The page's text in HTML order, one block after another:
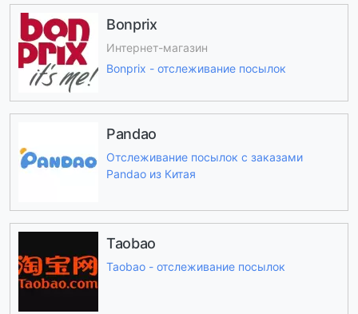
Bonprix
Интернет-магазин
Bonprix - отслеживание посылок
Pandao
Отслеживание посылок с заказами
Pandao из Китая
Taobao
Taobao - отслеживание посылок